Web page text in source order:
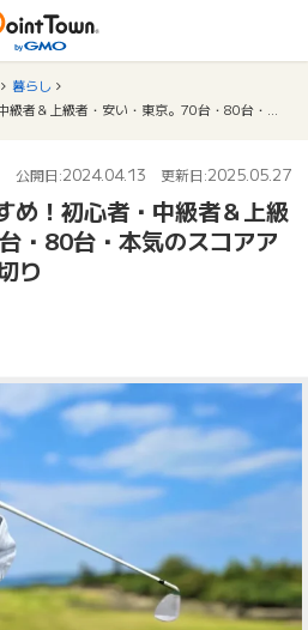
暮らし
公開日:2024.04.13 更新日:2025.05.27
め！初心者・中級者＆上級
・80台・本気のスコアア
り